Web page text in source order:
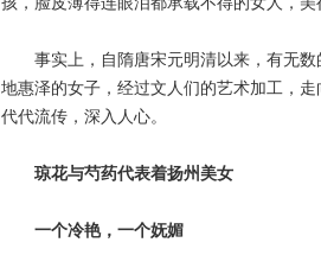
事实上，自隋唐宋元明清以来，有无数
地惠泽的女子，经过文人们的艺术加工，走
代代流传，深入人心。
琼花与芍药代表着扬州美女
一个冷艳，一个妩媚